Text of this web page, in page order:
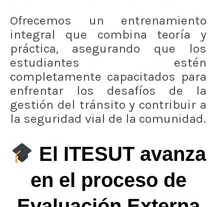
Ofrecemos un entrenamiento
integral que combina teoría y
práctica, asegurando que los
estudiantes estén
completamente capacitados para
enfrentar los desafíos de la
gestión del tránsito y contribuir a
la seguridad vial de la comunidad.
El ITESUT avanza
en el proceso de